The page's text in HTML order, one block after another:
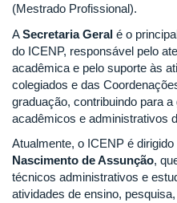
(Mestrado Profissional).
ASecretaria Geral é o
do ICENP, responsável pelo
acadêmica e pelo suporte às
colegiados e das
graduação, contribuindo para
acadêmicos e administrativos
Atualmente, o ICENP é dirigido
Nascimento de Assunção,
técnicos administrativos e
atividades de ensino,